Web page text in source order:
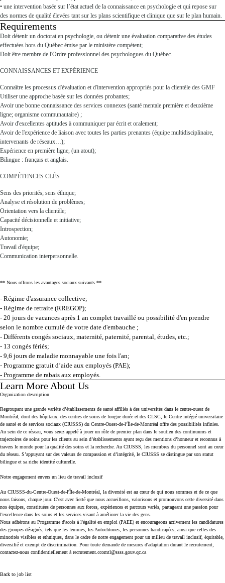
• une intervention basée sur l’état actuel de la connaissance en psychologie et qui repose sur
des normes de qualité élevées tant sur les plans scientifique et clinique que sur le plan humain.
Requirements
Press space or enter keys to toggle section visibility
Doit détenir un doctorat en psychologie, ou détenir une évaluation comparative des études
effectuées hors du Québec émise par le ministère compétent;
Doit être membre de l'Ordre professionnel des psychologues du Québec.
CONNAISSANCES ET EXPÉRIENCE
Connaître les processus d'évaluation et d'intervention appropriés pour la clientèle des GMF
Utiliser une approche basée sur les données probantes;
Avoir une bonne connaissance des services connexes (santé mentale première et deuxième
ligne; organisme communautaire) ;
Avoir d'excellentes aptitudes à communiquer par écrit et oralement;
Avoir de l'expérience de liaison avec toutes les parties prenantes (équipe multidisciplinaire,
intervenants de réseaux…);
Expérience en première ligne, (un atout);
Bilingue : français et anglais.
COMPÉTENCES CLÉS
Sens des priorités; sens éthique;
Analyse et résolution de problèmes;
Orientation vers la clientèle;
Capacité décisionnelle et initiative;
Introspection;
Autonomie;
Travail d'équipe;
Communication interpersonnelle.
** Nous offrons les avantages sociaux suivants **
- Régime d'assurance collective;
- Régime de retraite (RREGOP);
- 20 jours de vacances après 1 an complet travaillé ou possibilité d'en prendre
selon le nombre cumulé de votre date d'embauche ;
- Différents congés sociaux, maternité, paternité, parental, études, etc.;
- 13 congés fériés;
- 9,6 jours de maladie monnayable une fois l'an;
- Programme gratuit d’aide aux employés (PAE);
- Programme de rabais aux employés.
Learn More About Us
Press space or enter keys to toggle section visibility
Organization description
Regroupant une grande variété d’établissements de santé affiliés à des universités dans le centre-ouest de
Montréal, dont des hôpitaux, des centres de soins de longue durée et des CLSC, le Centre intégré universitaire
de santé et de services sociaux (CIUSSS) du Centre-Ouest-de-l’Île-de-Montréal offre des possibilités infinies.
Au sein de ce réseau, vous serez appelé à jouer un rôle de premier plan dans le soutien des continuums et
trajectoires de soins pour les clients au sein d’établissements ayant reçu des mentions d’honneur et reconnus à
travers le monde pour la qualité des soins et la recherche. Au CIUSSS, les membres du personnel sont au cœur
du réseau. S’appuyant sur des valeurs de compassion et d’intégrité, le CIUSSS se distingue par son statut
bilingue et sa riche identité culturelle.
Notre engagement envers un lieu de travail inclusif
Au CIUSSS-du-Centre-Ouest-de-l'Île-de-Montréal, la diversité est au cœur de qui nous sommes et de ce que
nous faisons, chaque jour. C'est avec fierté que nous accueillons, valorisons et promouvons cette diversité dans
nos équipes, constituées de personnes aux forces, expériences et parcours variés, partageant une passion pour
l'excellence dans les soins et les services visant à améliorer la vie des gens.
Nous adhérons au Programme d'accès à l'égalité en emploi (PAEE) et encourageons activement les candidatures
des groupes désignés, tels que les femmes, les Autochtones, les personnes handicapées, ainsi que celles des
minorités visibles et ethniques, dans le cadre de notre engagement pour un milieu de travail inclusif, équitable,
diversifié et exempt de discrimination. Pour toute demande de mesures d'adaptation durant le recrutement,
contactez-nous confidentiellement à recrutement.ccomtl@ssss.gouv.qc.ca
Back to job list